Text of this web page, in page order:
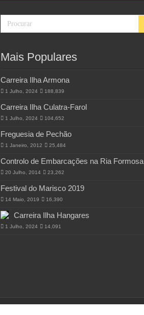
Mais Populares
Carreira Ilha Armona
1 Julho, 2024 188,839
Carreira Ilha Culatra-Farol
1 Julho, 2024 104,652
Freguesia de Pechão
1 Janeiro, 2012 25,484
Controlo de Embarcações na Ria Formosa
20 Julho, 2014 23,262
Festival do Marisco 2019
14 Maio, 2019 16,390
Carreira Ilha Hangares
1 Julho, 2024 14,091